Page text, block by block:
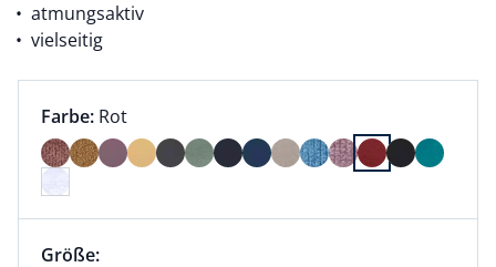
atmungsaktiv
vielseitig
Farbauswahl:
Farbe: aktuell ausgewählt:
Rot
Farbe Rot ausgewählt
Größenauswahl:
Größe: